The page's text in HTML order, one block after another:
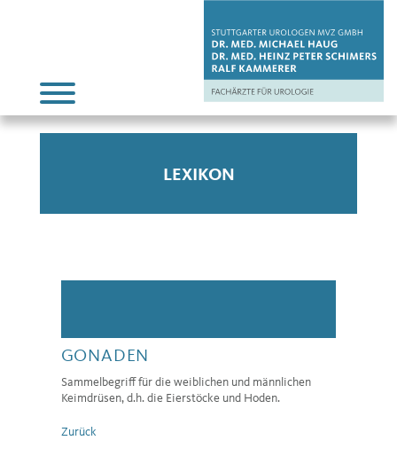
LEXIKON
GONADEN
Sammelbegriff für die weiblichen und männlichen
Keimdrüsen, d.h. die Eierstöcke und Hoden.
Zurück